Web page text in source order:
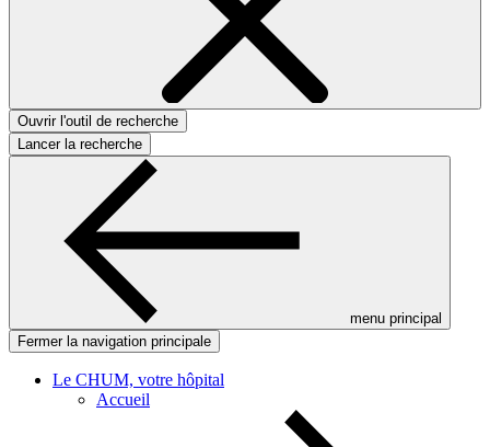
Ouvrir l'outil de recherche
Lancer la recherche
menu principal
Fermer la navigation principale
Le CHUM, votre hôpital
Accueil